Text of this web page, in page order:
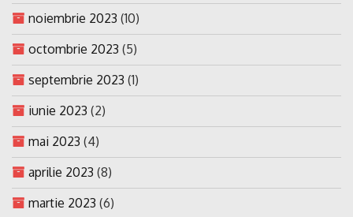
noiembrie 2023 (10)
octombrie 2023 (5)
septembrie 2023 (1)
iunie 2023 (2)
mai 2023 (4)
aprilie 2023 (8)
martie 2023 (6)